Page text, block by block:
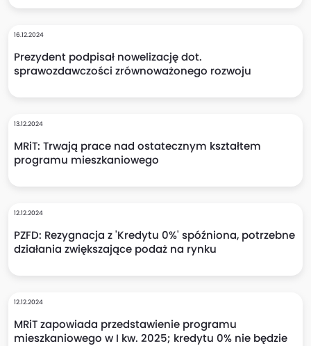
16.12.2024
Prezydent podpisał nowelizację dot.
sprawozdawczości zrównoważonego rozwoju
13.12.2024
MRiT: Trwają prace nad ostatecznym kształtem
programu mieszkaniowego
12.12.2024
PZFD: Rezygnacja z 'Kredytu 0%' spóźniona, potrzebne
działania zwiększające podaż na rynku
12.12.2024
MRiT zapowiada przedstawienie programu
mieszkaniowego w I kw. 2025; kredytu 0% nie będzie